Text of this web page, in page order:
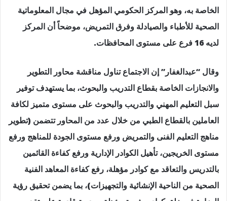
الخاصة به، وهو المركز الحكومي المؤهل في مجال المعلوماتية
الصحية للأطباء والصيادلة وفرق التمريض، موضحاً أن المركز
لديه 16 فرع على مستوى المحافظات.
وقال “عبدالغفار” إن الاجتماع تناول مناقشة محاور التطوير
والانجازات الخاصة بقطاع التدريب والبحوث، بما يستهدف توفير
سبل التعليم المهني والتدريب والبحوث على مستوى متميز لكافة
العاملين بالقطاع الطبي من خلال عدد من المحاور تتضمن (تطوير
مناهج التعليم الفنى والتمريض ورفع مستوى الجودة للمناهج ورفع
مستوى الخريجين، تأهيل الكوادر الإدارية ورفع كفاءة القائمين
بالتدريس والتعاقد مع كوادر مؤهلة، رفع كفاءة المعاهد الفنية
الصحية من الناحية الإنشائية والتجهيزات)، بما يضمن تحقيق رؤية